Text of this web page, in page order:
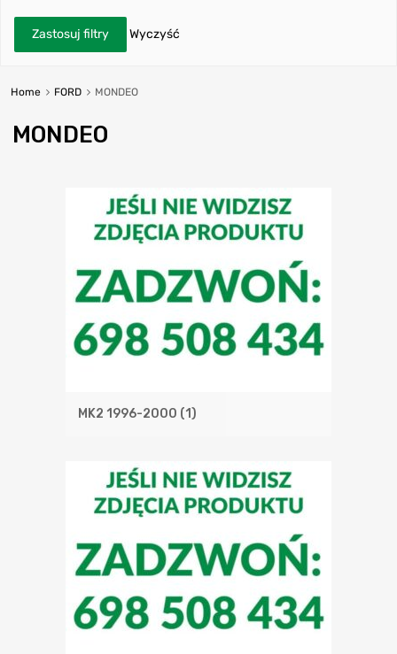
Zastosuj filtry Wyczyść
Home FORD MONDEO
MONDEO
MK2 1996-2000 (1)